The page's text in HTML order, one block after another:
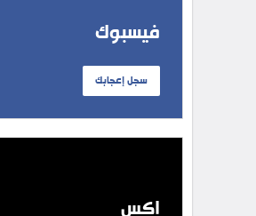
فيسبوك
سجل إعجابك